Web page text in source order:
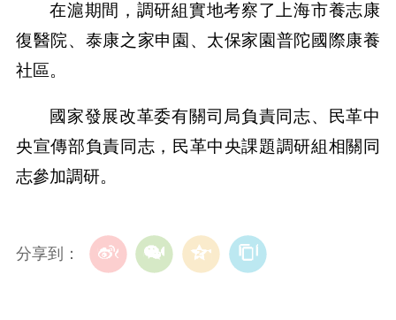
在滬期間，調研組實地考察了上海市養志康
復醫院、泰康之家申園、太保家園普陀國際康養
社區。
國家發展改革委有關司局負責同志、民革中
央宣傳部負責同志，民革中央課題調研組相關同
志參加調研。
分享到：